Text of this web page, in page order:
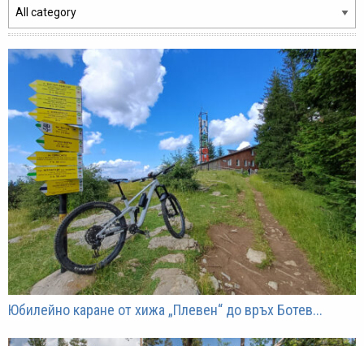
Юбилейно каране от хижа „Плевен“ до връх Ботев...